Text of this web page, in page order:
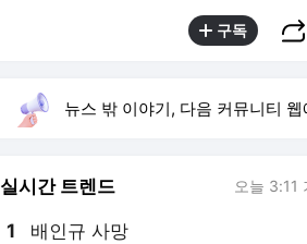
구독
뉴스 밖 이야기, 다음 커뮤니티 웹에서 보
실시간 트렌드 오늘 3:11
1 배인규 사망